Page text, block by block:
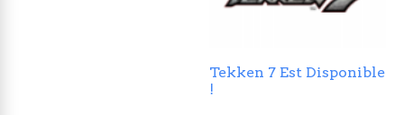
Tekken 7 Est Disponible
!